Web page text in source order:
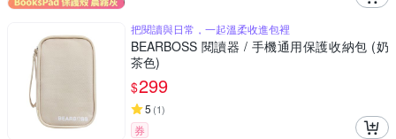
把閱讀與日常，一起溫柔收進包裡
BEARBOSS 閱讀器 / 手機通用保護收納包 (奶
茶色)
$299
5 (1)
券